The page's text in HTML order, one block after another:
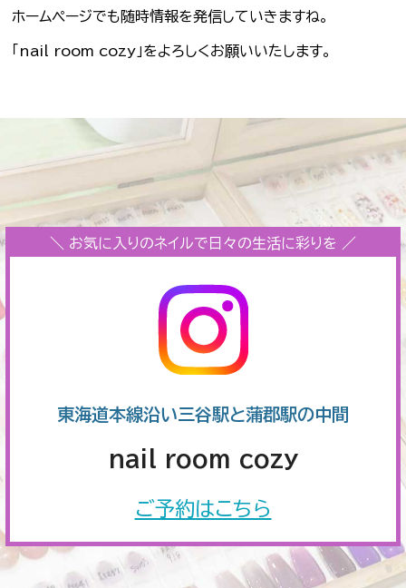
ホームページでも随時情報を発信していきますね。
「nail room cozy」をよろしくお願いいたします。
＼ お気に入りのネイルで日々の生活に彩りを ／
東海道本線沿い三谷駅と蒲郡駅の中間
nail room cozy
ご予約はこちら